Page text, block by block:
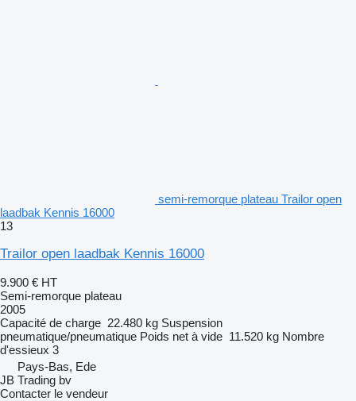
semi-remorque plateau Trailor open
laadbak Kennis 16000
13
Trailor open laadbak Kennis 16000
9.900 € HT
Semi-remorque plateau
2005
Capacité de charge 22.480 kg Suspension
pneumatique/pneumatique Poids net à vide 11.520 kg Nombre
d'essieux 3
Pays-Bas, Ede
JB Trading bv
Contacter le vendeur